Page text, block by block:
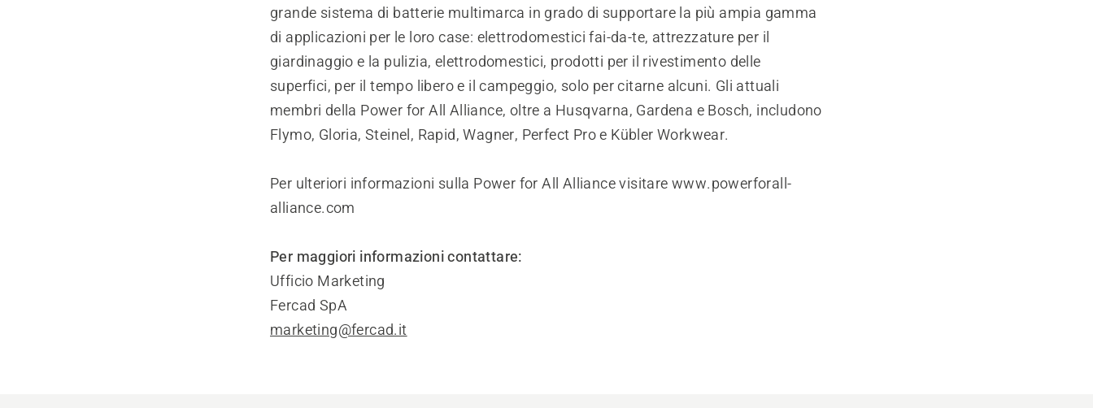
grande sistema di batterie multimarca in grado di supportare la più ampia gamma
di applicazioni per le loro case: elettrodomestici fai-da-te, attrezzature per il
giardinaggio e la pulizia, elettrodomestici, prodotti per il rivestimento delle
superfici, per il tempo libero e il campeggio, solo per citarne alcuni. Gli attuali
membri della Power for All Alliance, oltre a Husqvarna, Gardena e Bosch, includono
Flymo, Gloria, Steinel, Rapid, Wagner, Perfect Pro e Kübler Workwear.
Per ulteriori informazioni sulla Power for All Alliance visitare www.powerforall-
alliance.com
Per maggiori informazioni contattare:
Ufficio Marketing
Fercad SpA
marketing@fercad.it